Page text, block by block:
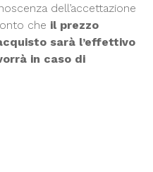
dell’accettazione
che il prezzo
sarà l’effettivo
in caso di